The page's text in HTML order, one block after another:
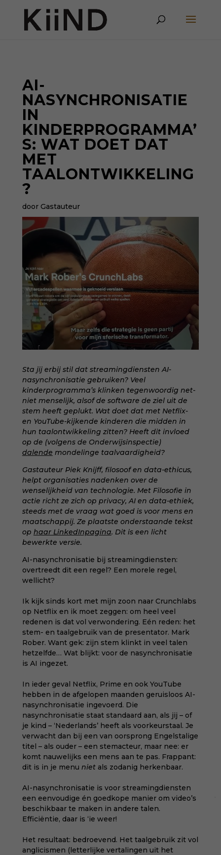
AI-
NASYNCHRONISATIE
IN
KINDERPROGRAMMA’
S: WAT DOET DAT
MET
TAALONTWIKKELING
?
door Gastauteur
Sta jij erbij stil dat streamingdiensten AI-
nasynchronisatie gebruiken? Veel
kinderprogramma’s klinken tegenwoordig net-
niet menselijk, alsof de software de ziel uit de
stem heeft geplukt. Wat doet dat met Netflix-
en YouTube-kijkende kinderen die midden in
hun taalontwikkeling zitten? Heeft dit invloed
op de (volgens de Onderwijsinspectie)
dalende mondelinge taalvaardigheid?
Gastauteur Piek Knijff, filosoof en data-ethicus,
helpt organisaties nadenken over de
wenselijkheid van technologie. Met Filosofie in
actie richt ze zich op privacy, AI en data-ethiek,
steeds met de vraag wat goed is voor mens en
maatschappij. Ze plaatste onderstaande tekst
op haar LinkedInpagina. Dit is een licht
bewerkte versie.
AI-nasynchronisatie bij streamingdiensten:
overtreedt dit een regel? Een morele regel,
wellicht?
Ik kijk sinds kort met mijn zoon naar Crunchlabs
op Netflix en ik moet zeggen: om heel veel
redenen is dat vol verwondering. Eén reden: het
stem- en taalgebruik van de presentator. Mark
Rober. Want gek: zijn stem klinkt in veel talen
hetzelfde… Wat blijkt: voor de nasynchronisatie
is AI ingezet.
In ieder geval Netflix, Prime en ook YouTube
hebben in de afgelopen maanden geruisloos AI-
nasynchronisatie ingevoerd. Die
nasynchronisatie staat standaard aan, als jij – of
je kind – ‘Nederlands’ heeft als voorkeurstaal. Je
verwacht dan bij een van oorsprong Engelstalige
titel – als ouder – een stemacteur, maar nee: er
komt nauwelijks een mens aan te pas. Frappant:
dit is in je menu nietals zodanig herkenbaar.
AI-nasynchronisatie is voor streamingdiensten
een eenvoudige én goedkope manier om video’s
beschikbaar te maken in andere talen.
Efficiëntie, daar is ‘ie weer!
Het resultaat: bedroevend. Het taalgebruik zit vol
anglicismen (letterlijke vertalingen uit het